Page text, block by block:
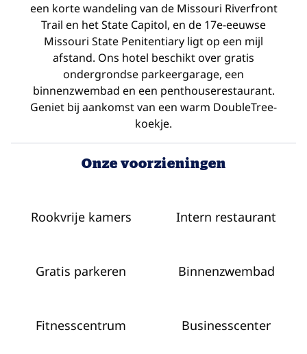
een korte wandeling van de Missouri Riverfront
Trail en het State Capitol, en de 17e-eeuwse
Missouri State Penitentiary ligt op een mijl
afstand. Ons hotel beschikt over gratis
ondergrondse parkeergarage, een
binnenzwembad en een penthouserestaurant.
Geniet bij aankomst van een warm DoubleTree-
koekje.
Onze voorzieningen
Rookvrije kamers Intern restaurant
Gratis parkeren Binnenzwembad
Fitness­centrum Business­center